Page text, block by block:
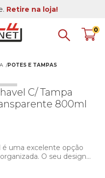
0
Retire na loja!
POTES E TAMPAS
C/ Tampa
800ml
uma excelente opção
O seu design
possibilitando uma
uma ótima vedação,